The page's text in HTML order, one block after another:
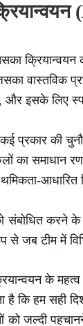
वास्तविक
और इसके लिए
कई प्रकार की
का समाधान
आधारित
संबोधित करने के
जब टीम में
के
हम सही
को जल्दी